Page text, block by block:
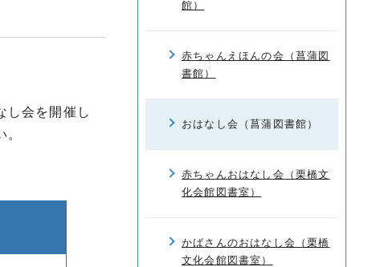
し会を開催し
館）
赤ちゃんえほんの会（菖蒲図
書館）
おはなし会（菖蒲図書館）
赤ちゃんおはなし会（栗橋文
化会館図書室）
かばさんのおはなし会（栗橋
文化会館図書室）